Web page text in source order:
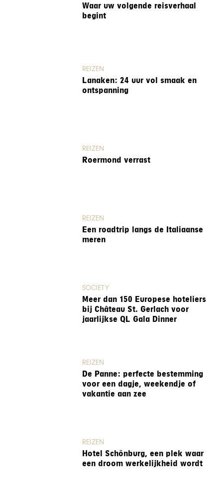
Waar uw volgende reisverhaal
begint
REIZEN
Lanaken: 24 uur vol smaak en
ontspanning
REIZEN
Roermond verrast
REIZEN
Een roadtrip langs de Italiaanse
meren
SOCIETY
Meer dan 150 Europese hoteliers
bij Château St. Gerlach voor
jaarlijkse QL Gala Dinner
REIZEN
De Panne: perfecte bestemming
voor een dagje, weekendje of
vakantie aan zee
REIZEN
Hotel Schönburg, een plek waar
een droom werkelijkheid wordt